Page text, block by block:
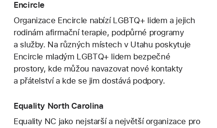
Encircle
Organizace Encircle nabízí LGBTQ+ lidem a jejich
rodinám afirmační terapie, podpůrné programy
a služby. Na různých místech v Utahu poskytuje
Encircle mladým LGBTQ+ lidem bezpečné
prostory, kde můžou navazovat nové kontakty
a přátelství a kde se jim dostává podpory.
Equality North Carolina
Equality NC jako nejstarší a největší organizace pro